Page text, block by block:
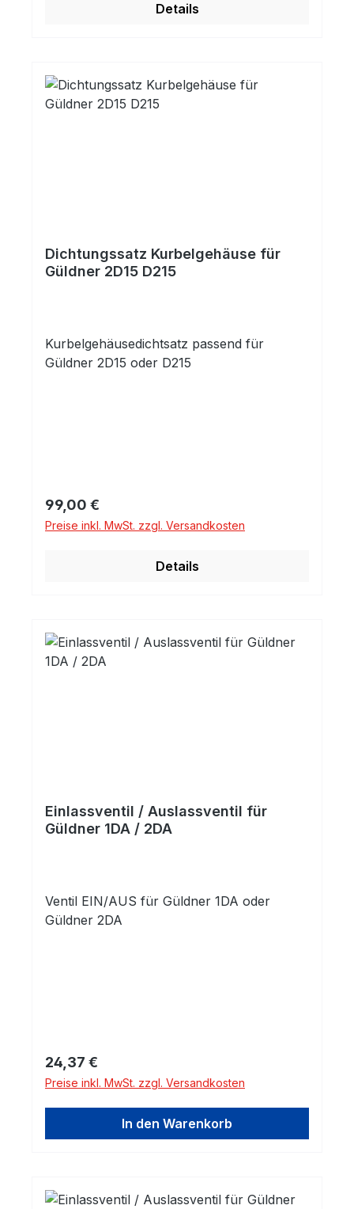
Details
Dichtungssatz Kurbelgehäuse für
Güldner 2D15 D215
Kurbelgehäusedichtsatz passend für
Güldner 2D15 oder D215
Regulärer Preis:
99,00 €
Preise inkl. MwSt. zzgl. Versandkosten
Details
Einlassventil / Auslassventil für
Güldner 1DA / 2DA
Ventil EIN/AUS für Güldner 1DA oder
Güldner 2DA
Regulärer Preis:
24,37 €
Preise inkl. MwSt. zzgl. Versandkosten
In den Warenkorb